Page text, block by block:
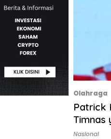
Olahraga
Patrick
Timnas
Nasional